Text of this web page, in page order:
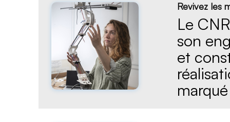
Revivez les
Le
son
et